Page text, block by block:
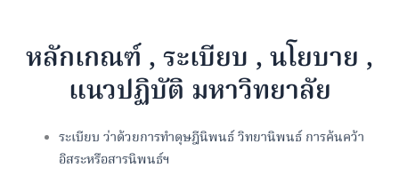
หลักเกณฑ์ , ระเบียบ , นโยบาย ,
แนวปฏิบัติ มหาวิทยาลัย
ระเบียบ ว่าด้วยการทำดุษฎีนิพนธ์ วิทยานิพนธ์ การค้นคว้า
อิสระหรือสารนิพนธ์ฯ